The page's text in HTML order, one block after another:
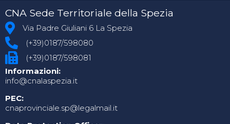
CNA Sede Territoriale della Spezia
Via Padre Giuliani 6 La Spezia
(+39)0187/598080
(+39)0187/598081
Informazioni:
info@cnalaspezia.it
PEC:
cnaprovinciale.sp@legalmail.it